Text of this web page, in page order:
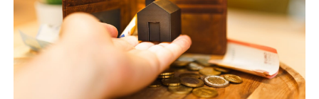
NOTRE AGENCE
EN